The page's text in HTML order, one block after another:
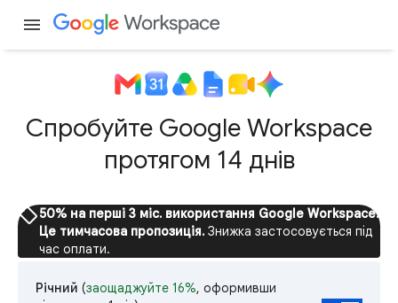
menu
Спробуйте Google Workspace
протягом 14 днів
sell50% на перші 3 міс. використання Google Workspace.
Це тимчасова пропозиція. Знижка застосовується під
час оплати.
Річний (заощаджуйте 16%, оформивши